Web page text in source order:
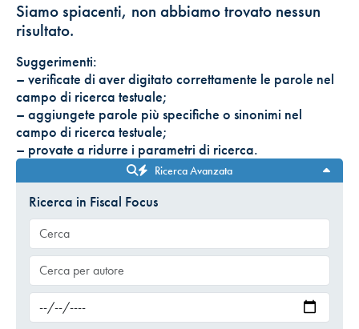
Siamo spiacenti, non abbiamo trovato nessun
risultato.
Suggerimenti:
– verificate di aver digitato correttamente le parole nel
campo di ricerca testuale;
– aggiungete parole più specifiche o sinonimi nel
campo di ricerca testuale;
– provate a ridurre i parametri di ricerca.
Ricerca Avanzata
Ricerca in Fiscal Focus